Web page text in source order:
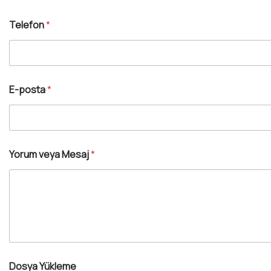
e
f
o
A
ı
Telefon*
E-posta*
M
e
s
Yorum veya Mesaj*
Dosya Yükleme